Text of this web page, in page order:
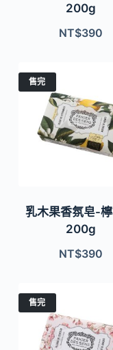
200g
NT$390
售完
乳木果香氛皂-
200g
NT$390
售完